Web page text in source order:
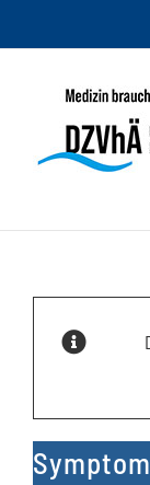
Inhalt